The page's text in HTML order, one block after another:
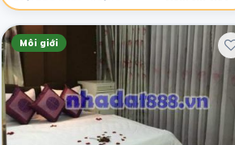
Môi giới